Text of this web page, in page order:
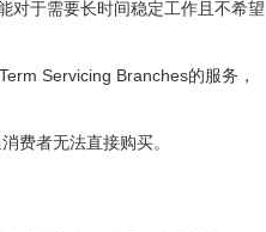
对于需要长时间稳定工作且不希望
Servicing Branches的服务，
费者无法直接购买。